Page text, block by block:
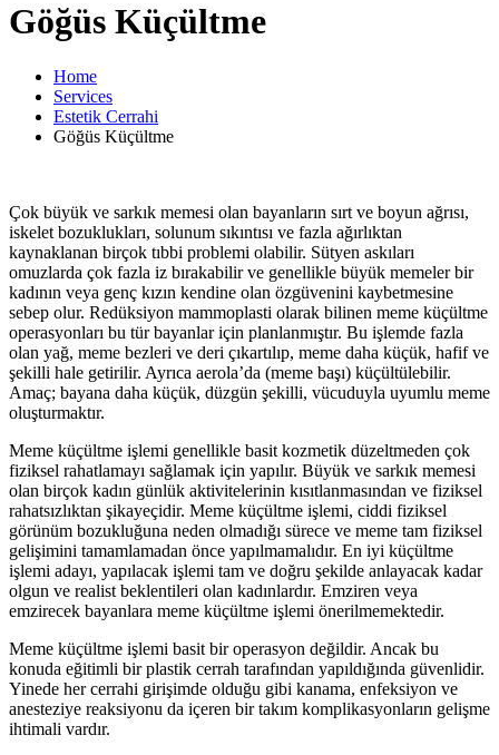
Göğüs Küçültme
Home
Services
Estetik Cerrahi
Göğüs Küçültme
Çok büyük ve sarkık memesi olan bayanların sırt ve boyun ağrısı,
iskelet bozuklukları, solunum sıkıntısı ve fazla ağırlıktan
kaynaklanan birçok tıbbi problemi olabilir. Sütyen askıları
omuzlarda çok fazla iz bırakabilir ve genellikle büyük memeler bir
kadının veya genç kızın kendine olan özgüvenini kaybetmesine
sebep olur. Redüksiyon mammoplasti olarak bilinen meme küçültme
operasyonları bu tür bayanlar için planlanmıştır. Bu işlemde fazla
olan yağ, meme bezleri ve deri çıkartılıp, meme daha küçük, hafif ve
şekilli hale getirilir. Ayrıca aerola’da (meme başı) küçültülebilir.
Amaç; bayana daha küçük, düzgün şekilli, vücuduyla uyumlu meme
oluşturmaktır.
Meme küçültme işlemi genellikle basit kozmetik düzeltmeden çok
fiziksel rahatlamayı sağlamak için yapılır. Büyük ve sarkık memesi
olan birçok kadın günlük aktivitelerinin kısıtlanmasından ve fiziksel
rahatsızlıktan şikayeçidir. Meme küçültme işlemi, ciddi fiziksel
görünüm bozukluğuna neden olmadığı sürece ve meme tam fiziksel
gelişimini tamamlamadan önce yapılmamalıdır. En iyi küçültme
işlemi adayı, yapılacak işlemi tam ve doğru şekilde anlayacak kadar
olgun ve realist beklentileri olan kadınlardır. Emziren veya
emzirecek bayanlara meme küçültme işlemi önerilmemektedir.
Meme küçültme işlemi basit bir operasyon değildir. Ancak bu
konuda eğitimli bir plastik cerrah tarafından yapıldığında güvenlidir.
Yinede her cerrahi girişimde olduğu gibi kanama, enfeksiyon ve
anesteziye reaksiyonu da içeren bir takım komplikasyonların gelişme
ihtimali vardır.